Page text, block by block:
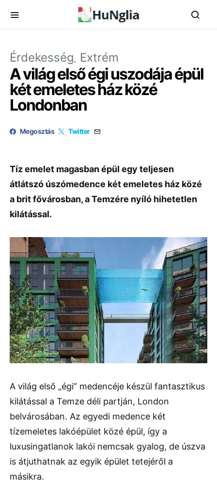
Érdekesség Extrém
A világ első égi uszodája épül
két emeletes ház közé
Londonban
Megosztás Twitter
Tíz emelet magasban épül egy teljesen
átlátszó úszómedence két emeletes ház közé
a brit fővárosban, a Temzére nyíló hihetetlen
kilátással.
A világ első „égi” medencéje készül fantasztikus
kilátással a Temze déli partján, London
belvárosában. Az egyedi medence két
tízemeletes lakóépület közé épül, így a
luxusingatlanok lakói nemcsak gyalog, de úszva
is átjuthatnak az egyik épület tetejéről a
másikra.